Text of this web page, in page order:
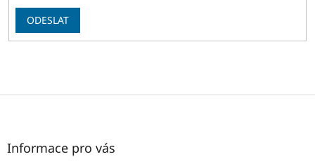
ODESLAT
Z
Informace pro vás